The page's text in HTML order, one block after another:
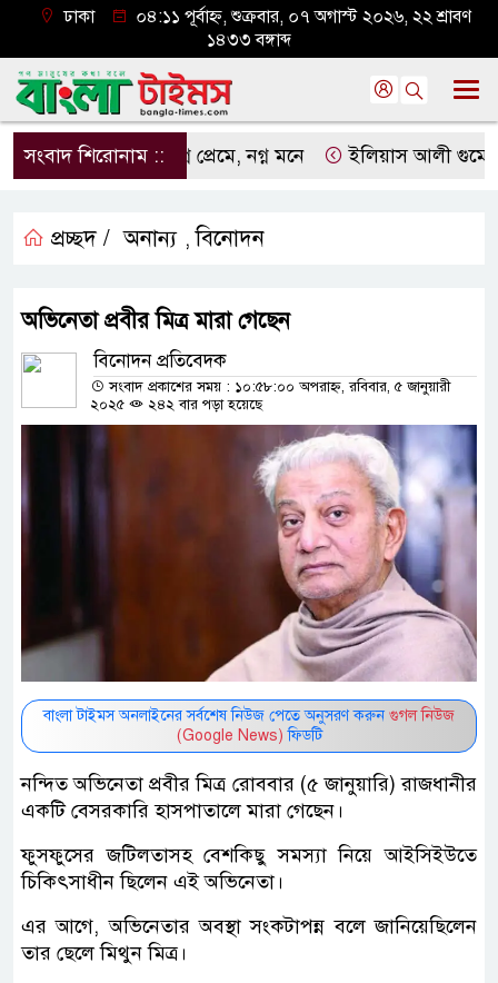
ঢাকা
০৪:১১ পূর্বাহ্ন, শুক্রবার, ০৭ অগাস্ট ২০২৬, ২২ শ্রাবণ
১৪৩৩ বঙ্গাব্দ
সংবাদ শিরোনাম ::নগ্ন প্রেমে, নগ্ন মনে ইলিয়াস আলী গুমের
প্রচ্ছদ / অনান্য ,বিনোদন
অভিনেতা প্রবীর মিত্র মারা গেছেন
বিনোদন প্রতিবেদক
সংবাদ প্রকাশের সময় : ১০:৫৮:০০ অপরাহ্ন, রবিবার, ৫ জানুয়ারী
২০২৫
২৪২ বার পড়া হয়েছে
বাংলা টাইমস অনলাইনের সর্বশেষ নিউজ পেতে অনুসরণ করুন গুগল নিউজ
(Google News) ফিডটি
নন্দিত অভিনেতা প্রবীর মিত্র রোববার (৫ জানুয়ারি) রাজধানীর
একটি বেসরকারি হাসপাতালে মারা গেছেন।
ফুসফুসের জটিলতাসহ বেশকিছু সমস্যা নিয়ে আইসিইউতে
চিকিৎসাধীন ছিলেন এই অভিনেতা।
এর আগে, অভিনেতার অবস্থা সংকটাপন্ন বলে জানিয়েছিলেন
তার ছেলে মিথুন মিত্র।